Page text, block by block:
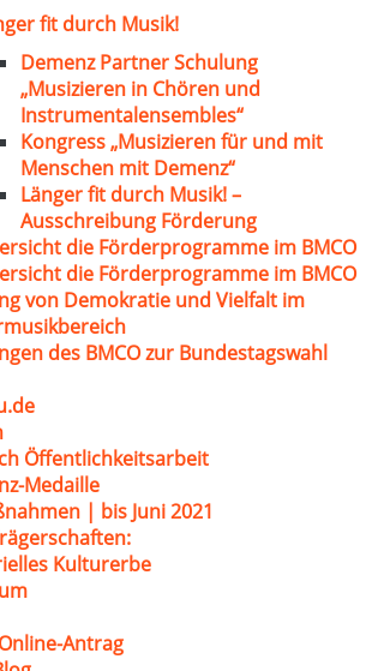
fit durch Musik!
Demenz Partner Schulung
„Musizieren in Chören und
Instrumentalensembles“
Kongress „Musizieren für und mit
Menschen mit Demenz“
Länger fit durch Musik! –
Ausschreibung Förderung
die Förderprogramme im BMCO
die Förderprogramme im BMCO
von Demokratie und Vielfalt im
des BMCO zur Bundestagswahl
Öffentlichkeitsarbeit
Medaille
| bis Juni 2021
Kulturerbe
Antrag